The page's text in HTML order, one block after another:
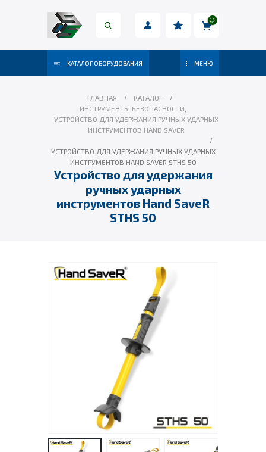
КАТАЛОГ ОБОРУДОВАНИЯ МЕНЮ
ГЛАВНАЯ
КАТАЛОГ
ИНСТРУМЕНТЫ БЕЗОПАСНОСТИ
УСТРОЙСТВО ДЛЯ УДЕРЖАНИЯ РУЧНЫХ УДАРНЫХ
ИНСТРУМЕНТОВ HAND SAVER
УСТРОЙСТВО ДЛЯ УДЕРЖАНИЯ РУЧНЫХ УДАРНЫХ
ИНСТРУМЕНТОВ HAND SAVER STHS 50
Устройство для удержания
ручных ударных
инструментов Hand SaveR
STHS 50